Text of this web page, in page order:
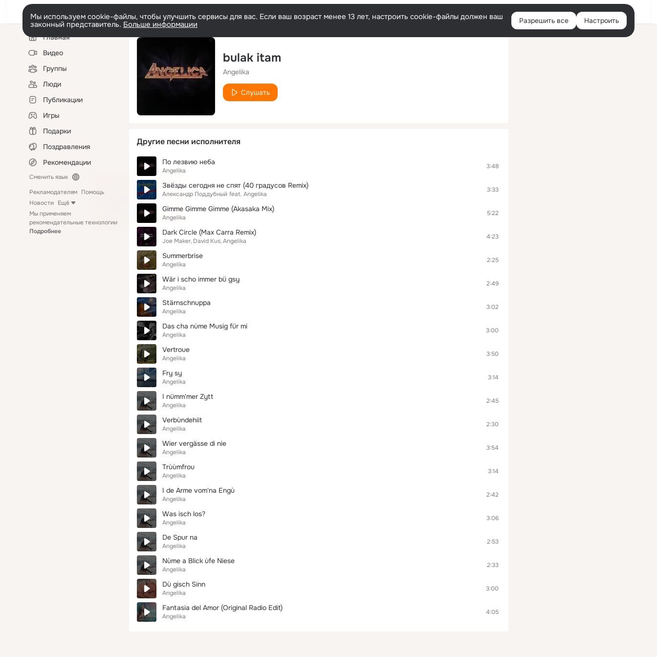
Войти
Мы используем cookie-файлы, чтобы улучшить сервисы для вас. Если ваш возраст менее 13 лет, настроить cookie-файлы должен ваш
законный представитель. Больше информации Разрешить все Настроить
Левая
колонкаГлавная
Видео
Группы
Люди
Публикации
Игры
Подарки
Поздравления
Рекомендации
Сменить язык
Рекламодателям Помощь
Новости Ещё
Мы применяем
рекомендательные технологии
Подробнее
bulak itam
Angelika
Слушать
Другие песни исполнителя
По лезвию неба
Angelika
3:48
Звёзды сегодня не спят (40 градусов Remix)
Александр Поддубный feat. Angelika
3:33
Gimme Gimme Gimme (Akasaka Mix)
Angelika
5:22
Dark Circle (Max Carra Remix)
Joe Maker David Kus Angelika
4:23
Summerbrise
Angelika
2:25
Wär i scho immer bü gsy
Angelika
2:49
Stärnschnuppa
Angelika
3:02
Das cha nùme Musig für mi
Angelika
3:00
Vertroue
Angelika
3:50
Fry sy
Angelika
3:14
I nümm'mer Zytt
Angelika
2:45
Verbùndehiit
Angelika
2:30
Wier vergässe di nie
Angelika
3:54
Trùùmfrou
Angelika
3:14
I de Arme vom'na Engù
Angelika
2:42
Was isch los?
Angelika
3:06
De Spur na
Angelika
2:53
Nùme a Blick ùfe Niese
Angelika
2:33
Dù gisch Sinn
Angelika
3:00
Fantasia del Amor (Original Radio Edit)
Angelika
4:05